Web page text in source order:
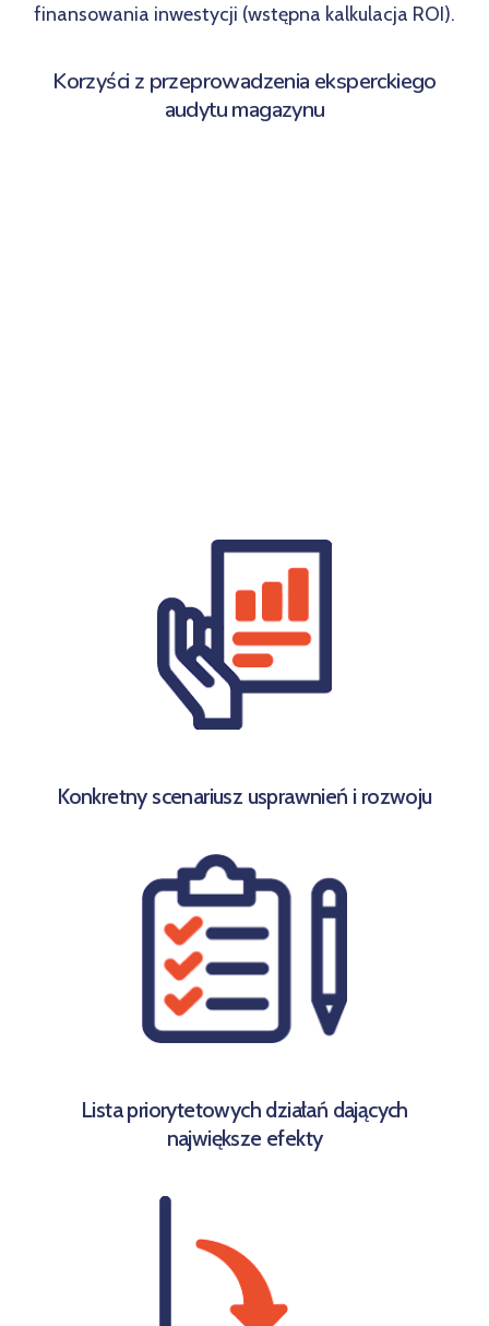
finansowania inwestycji (wstępna kalkulacja ROI).
Korzyści z przeprowadzenia eksperckiego
audytu magazynu
Konkretny scenariusz usprawnień i rozwoju
Lista priorytetowych działań dających
największe efekty